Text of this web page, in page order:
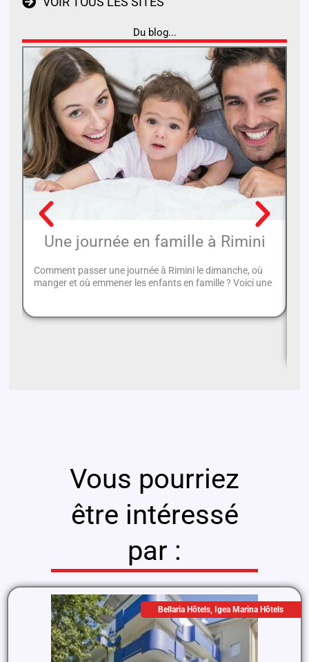
Du blog...
Une journée en famille à Rimini
Comment passer une journée à Rimini le dimanche, où
manger et où emmener les enfants en famille ? Voici une
Vous pourriez
être intéressé
par :
Bellaria Hôtels ,Igea Marina Hôtels